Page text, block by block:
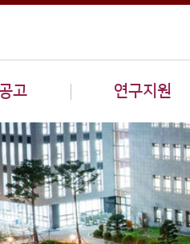
고 연구지원